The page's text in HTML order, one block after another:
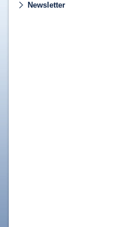
Newsletter